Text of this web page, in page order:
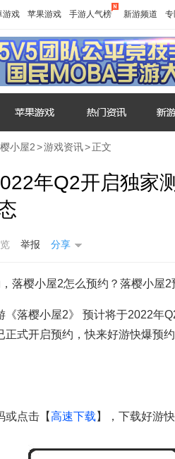
游戏 苹果游戏 手游人气榜 新游频道
小屋2>游戏资讯>正文
年Q2开启独家
举报 分享
落樱小屋2怎么预约？落樱小屋2
《落樱小屋2》 预计将于2022年
正式开启预约，快来好游快爆预
或点击【高速下载 】，下载好游快